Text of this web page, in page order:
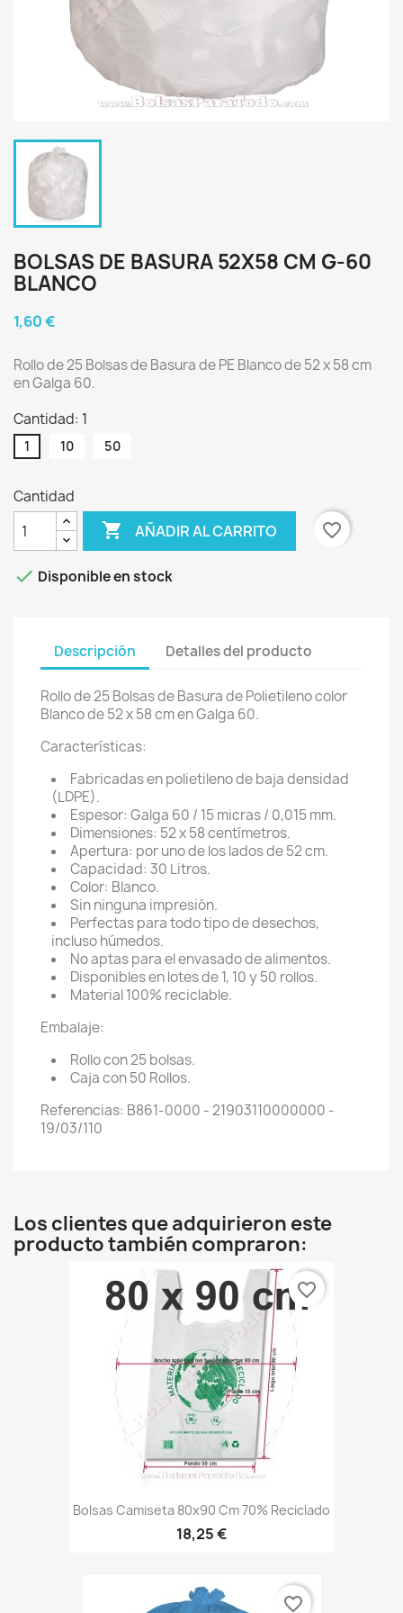
BOLSAS DE BASURA 52X58 CM G-60
BLANCO
1,60 €
Rollo de 25 Bolsas de Basura de PE Blanco de 52 x 58 cm
en Galga 60.
Cantidad: 1
1 10 50
Cantidad
 AÑADIR AL CARRITO favorite_border
 Disponible en stock
Descripción Detalles del producto
Rollo de 25 Bolsas de Basura de Polietileno color
Blanco de 52 x 58 cm en Galga 60.
Características:
Fabricadas en polietileno de baja densidad
(LDPE).
Espesor: Galga 60 / 15 micras / 0,015 mm.
Dimensiones: 52 x 58 centímetros.
Apertura: por uno de los lados de 52 cm.
Capacidad: 30 Litros.
Color: Blanco.
Sin ninguna impresión.
Perfectas para todo tipo de desechos,
incluso húmedos.
No aptas para el envasado de alimentos.
Disponibles en lotes de 1, 10 y 50 rollos.
Material 100% reciclable.
Embalaje:
Rollo con 25 bolsas.
Caja con 50 Rollos.
Referencias: B861-0000 - 21903110000000 -
19/03/110
Los clientes que adquirieron este
producto también compraron:
Bolsas Camiseta 80x90 Cm 70% Reciclado
18,25 €
favorite_border
favorite_border